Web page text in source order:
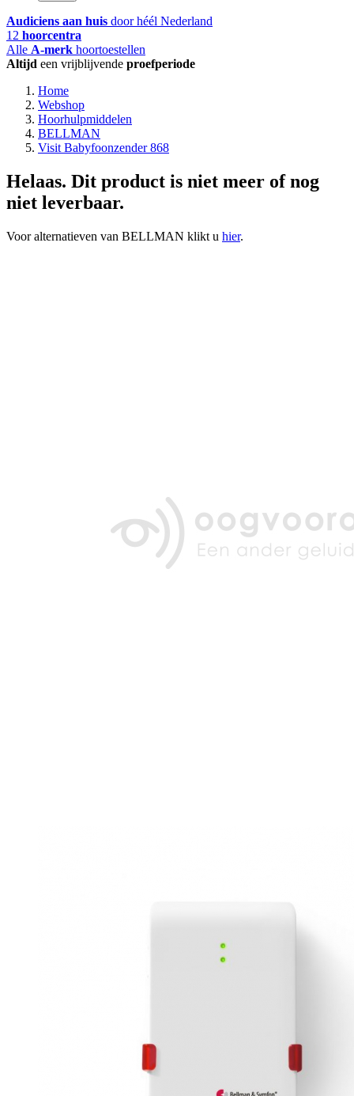
Audiciens aan huis door héél Nederland
12 hoorcentra
Alle A-merk hoortoestellen
Altijd een vrijblijvende proefperiode
Home
Webshop
Hoorhulpmiddelen
BELLMAN
Visit Babyfoonzender 868
Helaas. Dit product is niet meer of nog
niet leverbaar.
Voor alternatieven van BELLMAN klikt u hier.